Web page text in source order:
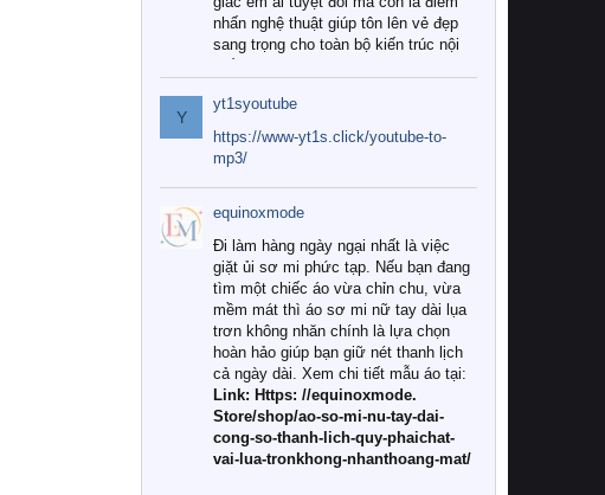
nhấn nghệ thuật giúp tôn lên vẻ đẹp
sang trọng cho toàn bộ kiến trúc nội
Tuy nhiên, giữa thị trường đa dạng
với vô vàn thương hiệu và mẫu mã
như hiện nay, làm thế nào để chọn
được những bộ chăn ga gối đệm cao
cấp thực sự chất lượng, phù hợp với
khí hậu và nhu cầu sử dụng của gia
đình? Hãy cùng chúng tôi đi tìm lời
giải đáp chi tiết qua bài viết dưới đây.
1. Tại sao các gia đình hiện đại lại ưa
chuộng chăn ga gối đệm cao cấp?
Khác với các dòng sản phẩm thông
thường, những bộ chăn ga gối đệm
cao cấp trải qua quy trình sản xuất
nghiêm ngặt từ khâu chọn lọc nguyên
liệu tự nhiên đến công nghệ dệt
nhuộm hiện đại không chứa hóa chất
Y
yt1syoutube
https://www-yt1s.click/youtube-to-
mp3/
equinoxmode
Đi làm hàng ngày ngại nhất là việc
giặt ủi sơ mi phức tạp. Nếu bạn đang
tìm một chiếc áo vừa chỉn chu, vừa
mềm mát thì áo sơ mi nữ tay dài lụa
trơn không nhăn chính là lựa chọn
hoàn hảo giúp bạn giữ nét thanh lịch
cả ngày dài. Xem chi tiết mẫu áo tại:
Link: Https: //equinoxmode.
Store/shop/ao-so-mi-nu-tay-dai-
cong-so-thanh-lich-quy-phaichat-
vai-lua-tronkhong-nhanthoang-mat/